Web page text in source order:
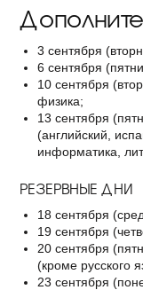
3 сентября
6 сентября
10 сентября
физика;
13 сентября
(английский,
информатика,
РЕЗЕРВНЫЕ ДНИ
18 сентября
19 сентября
20 сентября
(кроме русского
23 сентября